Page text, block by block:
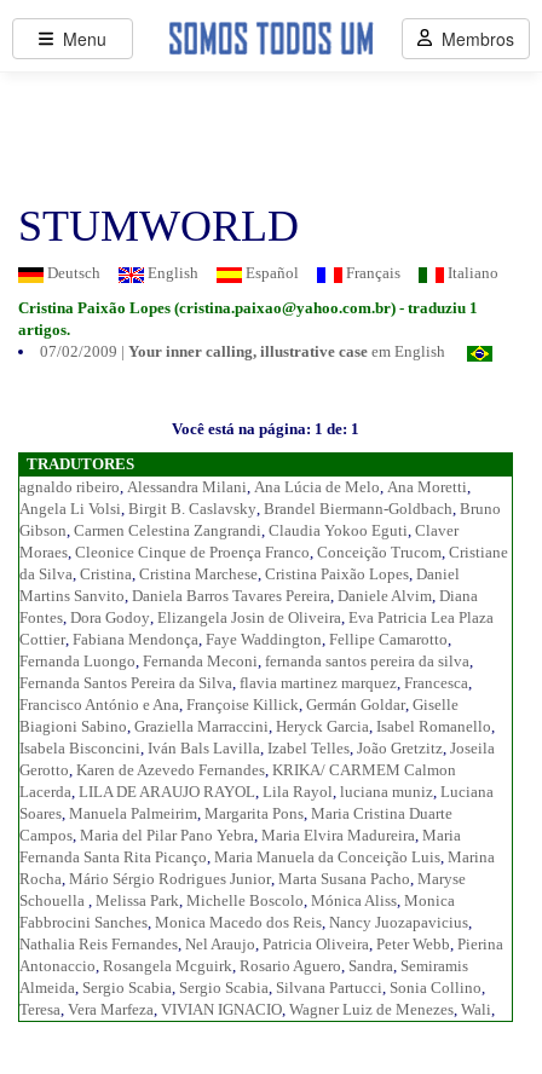
STUMWORLD
Deutsch English Español Français
Italiano
Cristina Paixão Lopes (cristina.paixao@yahoo.com.br) - traduziu 1
artigos.
07/02/2009 | Your inner calling, illustrative case em English
Você está na página: 1 de: 1
TRADUTORES
agnaldo ribeiro, Alessandra Milani, Ana Lúcia de Melo, Ana Moretti,
Angela Li Volsi, Birgit B. Caslavsky, Brandel Biermann-Goldbach, Bruno
Gibson, Carmen Celestina Zangrandi, Claudia Yokoo Eguti, Claver
Moraes, Cleonice Cinque de Proença Franco, Conceição Trucom, Cristiane
da Silva, Cristina, Cristina Marchese, Cristina Paixão Lopes, Daniel
Martins Sanvito, Daniela Barros Tavares Pereira, Daniele Alvim, Diana
Fontes, Dora Godoy, Elizangela Josin de Oliveira, Eva Patricia Lea Plaza
Cottier, Fabiana Mendonça, Faye Waddington, Fellipe Camarotto,
Fernanda Luongo, Fernanda Meconi, fernanda santos pereira da silva,
Fernanda Santos Pereira da Silva, flavia martinez marquez, Francesca,
Francisco António e Ana, Françoise Killick, Germán Goldar, Giselle
Biagioni Sabino, Graziella Marraccini, Heryck Garcia, Isabel Romanello,
Isabela Bisconcini, Iván Bals Lavilla, Izabel Telles, João Gretzitz, Joseila
Gerotto, Karen de Azevedo Fernandes, KRIKA/ CARMEM Calmon
Lacerda, LILA DE ARAUJO RAYOL, Lila Rayol, luciana muniz, Luciana
Soares, Manuela Palmeirim, Margarita Pons, Maria Cristina Duarte
Campos, Maria del Pilar Pano Yebra, Maria Elvira Madureira, Maria
Fernanda Santa Rita Picanço, Maria Manuela da Conceição Luis, Marina
Rocha, Mário Sérgio Rodrigues Junior, Marta Susana Pacho, Maryse
Schouella , Melissa Park, Michelle Boscolo, Mónica Aliss, Monica
Fabbrocini Sanches, Monica Macedo dos Reis, Nancy Juozapavicius,
Nathalia Reis Fernandes, Nel Araujo, Patricia Oliveira, Peter Webb, Pierina
Antonaccio, Rosangela Mcguirk, Rosario Aguero, Sandra, Semiramis
Almeida, Sergio Scabia, Sergio Scabia, Silvana Partucci, Sonia Collino,
Teresa, Vera Marfeza, VIVIAN IGNACIO, Wagner Luiz de Menezes, Wali,
Menu Membros